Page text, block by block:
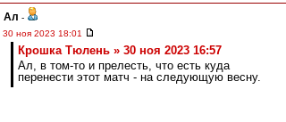
Ал -
30 ноя 2023 18:01
Крошка Тюлень » 30 ноя 2023 16:57
Ал, в том-то и прелесть, что есть куда
перенести этот матч - на следующую весну.